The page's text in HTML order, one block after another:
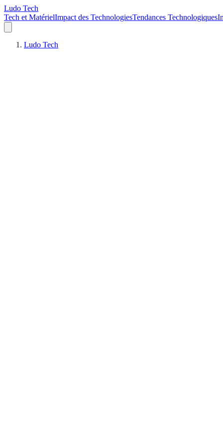
Ludo Tech
Tech et MatérielImpact des TechnologiesTendances Technologiques
Ludo Tech